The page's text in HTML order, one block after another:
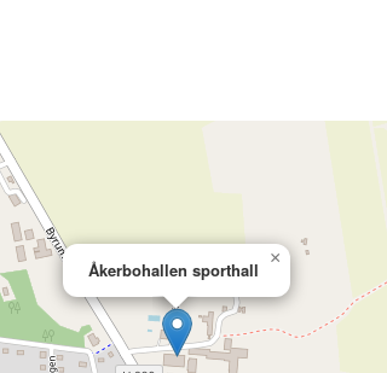
Åkerbohallen sporthall
×